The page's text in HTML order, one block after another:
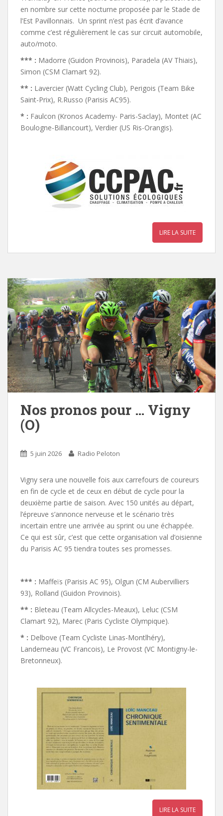
en nombre sur cette nocturne proposée par le Stade de
l’Est Pavillonnais. Un sprint n’est pas écrit d’avance
comme c’est régulièrement le cas sur circuit automobile,
auto/moto.
*** : Madorre (Guidon Provinois), Paradela (AV Thiais),
Simon (CSM Clamart 92).
** : Lavercier (Watt Cycling Club), Perigois (Team Bike
Saint-Prix), R.Russo (Parisis AC95).
* : Faulcon (Kronos Academy- Paris-Saclay), Montet (AC
Boulogne-Billancourt), Verdier (US Ris-Orangis).
LIRE LA SUITE
Nos pronos pour … Vigny
(O)
5 juin 2026 Radio Peloton
Vigny sera une nouvelle fois aux carrefours de coureurs
en fin de cycle et de ceux en début de cycle pour la
deuxième partie de saison. Avec 150 unités au départ,
l’épreuve s’annonce nerveuse et le scénario très
incertain entre une arrivée au sprint ou une échappée.
Ce qui est sûr, c’est que cette organisation val d’oisienne
du Parisis AC 95 tiendra toutes ses promesses.
*** : Maffeïs (Parisis AC 95), Olgun (CM Aubervilliers
93), Rolland (Guidon Provinois).
** : Bleteau (Team Allcycles-Meaux), Leluc (CSM
Clamart 92), Marec (Paris Cycliste Olympique).
* : Delbove (Team Cycliste Linas-Montlhéry),
Landerneau (VC Francois), Le Provost (VC Montigny-le-
Bretonneux).
LIRE LA SUITE